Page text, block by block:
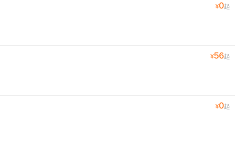
¥0起
¥56起
¥0起